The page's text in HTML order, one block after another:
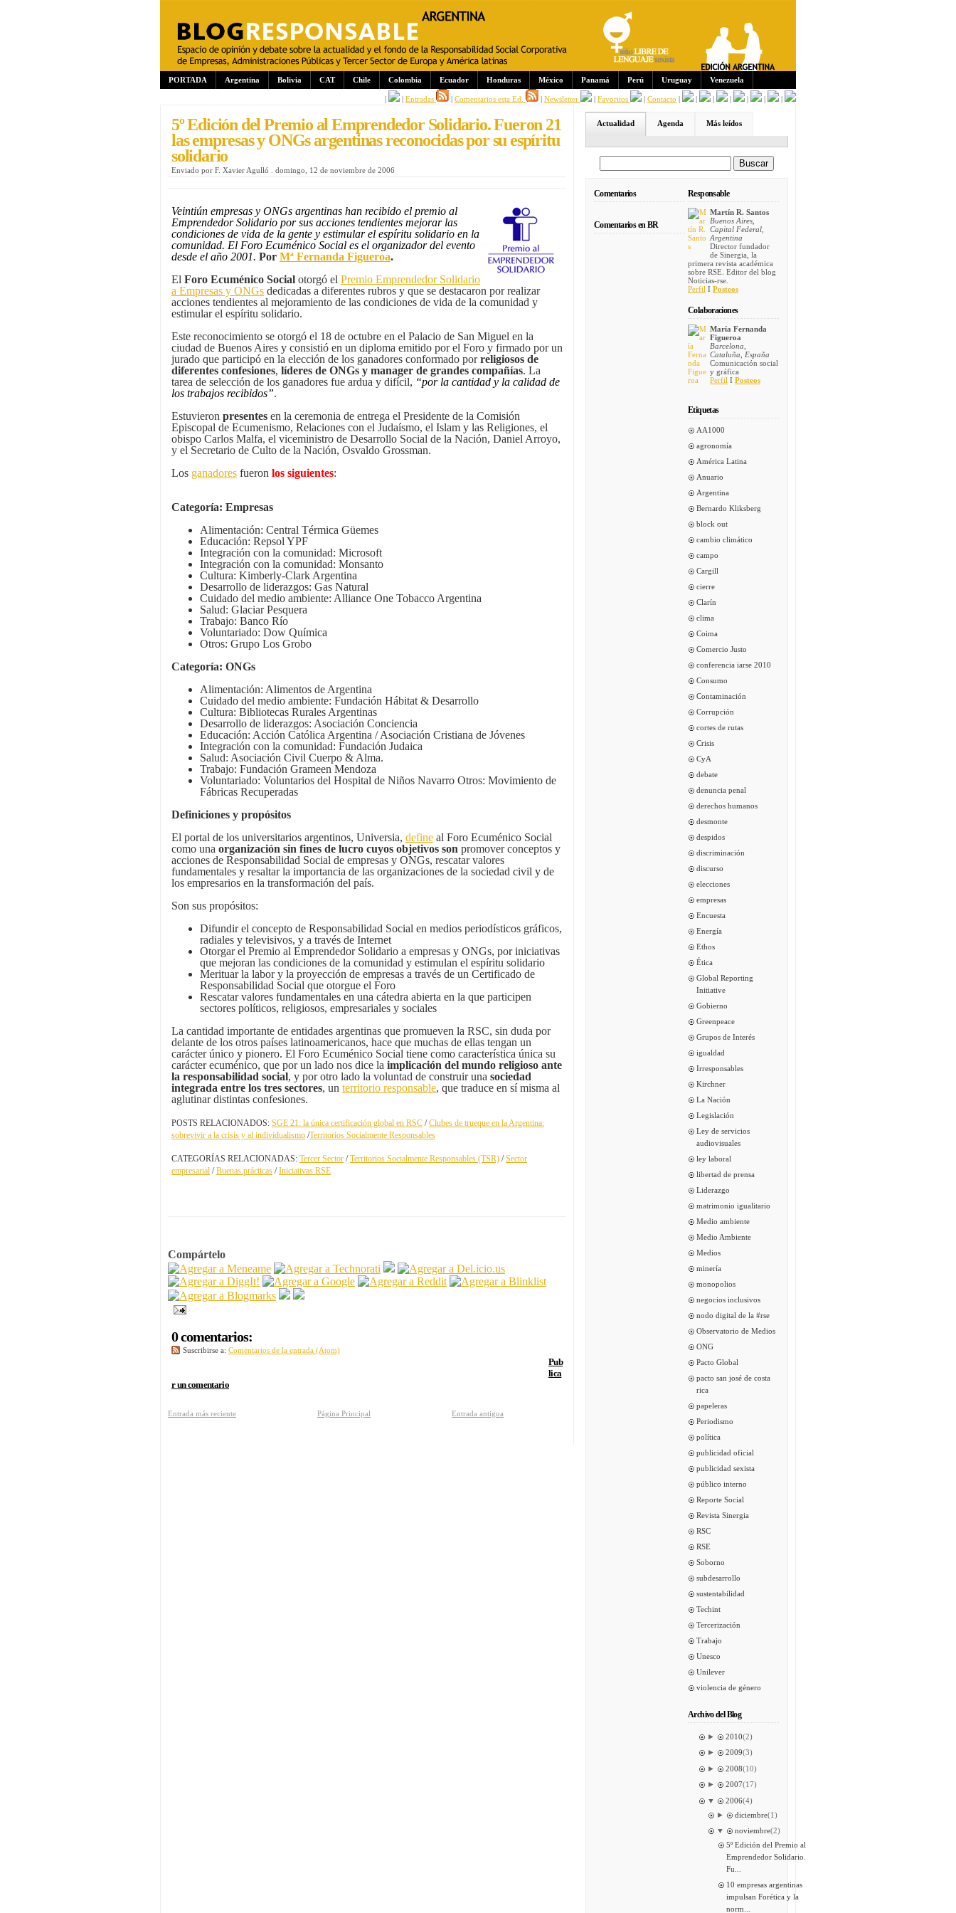
PORTADA Argentina Bolivia CAT Chile Colombia Ecuador Honduras México Panamá Perú Uruguay Venezuela
| | Entradas | Comentarios esta Ed. | Newsletter | Favoritos | Contacto | | | | | | |
5º Edición del Premio al Emprendedor Solidario. Fueron 21
las empresas y ONGs argentinas reconocidas por su espíritu
solidario
Enviado por F. Xavier Agulló domingo, 12 de noviembre de 2006
Veintiún empresas y ONGs argentinas han recibido el premio al
Emprendedor Solidario por sus acciones tendientes mejorar las
condiciones de vida de la gente y estimular el espíritu solidario en la
comunidad. El Foro Ecuménico Social es el organizador del evento
desde el año 2001. Por Mª Fernanda Figueroa.
El Foro Ecuménico Social otorgó el Premio Emprendedor Solidario
a Empresas y ONGs dedicadas a diferentes rubros y que se destacaron por realizar
acciones tendientes al mejoramiento de las condiciones de vida de la comunidad y
estimular el espíritu solidario.
Este reconocimiento se otorgó el 18 de octubre en el Palacio de San Miguel en la
ciudad de Buenos Aires y consistió en un diploma emitido por el Foro y firmado por un
jurado que participó en la elección de los ganadores conformado porreligiosos de
diferentes confesiones, líderes de ONGs y manager de grandes compañías. La
tarea de selección de los ganadores fue ardua y difícil, “por la cantidad y la calidad de
los trabajos recibidos”.
Estuvieron presentes en la ceremonia de entrega el Presidente de la Comisión
Episcopal de Ecumenismo, Relaciones con el Judaísmo, el Islam y las Religiones, el
obispo Carlos Malfa, el viceministro de Desarrollo Social de la Nación, Daniel Arroyo,
y el Secretario de Culto de la Nación, Osvaldo Grossman.
Los ganadores fueron los siguientes:
Categoría: Empresas
Alimentación: Central Térmica Güemes
Educación: Repsol YPF
Integración con la comunidad: Microsoft
Integración con la comunidad: Monsanto
Cultura: Kimberly-Clark Argentina
Desarrollo de liderazgos: Gas Natural
Cuidado del medio ambiente: Alliance One Tobacco Argentina
Salud: Glaciar Pesquera
Trabajo: Banco Río
Voluntariado: Dow Química
Otros: Grupo Los Grobo
Categoría: ONGs
Alimentación: Alimentos de Argentina
Cuidado del medio ambiente: Fundación Hábitat & Desarrollo
Cultura: Bibliotecas Rurales Argentinas
Desarrollo de liderazgos: Asociación Conciencia
Educación: Acción Católica Argentina / Asociación Cristiana de Jóvenes
Integración con la comunidad: Fundación Judaica
Salud: Asociación Civil Cuerpo & Alma.
Trabajo: Fundación Grameen Mendoza
Voluntariado: Voluntarios del Hospital de Niños Navarro Otros: Movimiento de
Fábricas Recuperadas
Definiciones y propósitos
El portal de los universitarios argentinos, Universia, define al Foro Ecuménico Social
como una organización sin fines de lucro cuyos objetivos son promover conceptos y
acciones de Responsabilidad Social de empresas y ONGs, rescatar valores
fundamentales y resaltar la importancia de las organizaciones de la sociedad civil y de
los empresarios en la transformación del país.
Son sus propósitos:
Difundir el concepto de Responsabilidad Social en medios periodísticos gráficos,
radiales y televisivos, y a través de Internet
Otorgar el Premio al Emprendedor Solidario a empresas y ONGs, por iniciativas
que mejoran las condiciones de la comunidad y estimulan el espíritu solidario
Merituar la labor y la proyección de empresas a través de un Certificado de
Responsabilidad Social que otorgue el Foro
Rescatar valores fundamentales en una cátedra abierta en la que participen
sectores políticos, religiosos, empresariales y sociales
La cantidad importante de entidades argentinas que promueven la RSC, sin duda por
delante de los otros países latinoamericanos, hace que muchas de ellas tengan un
carácter único y pionero. El Foro Ecuménico Social tiene como característica única su
carácter ecuménico, que por un lado nos dice la implicación del mundo religioso ante
la responsabilidad social, y por otro lado la voluntad de construir una sociedad
integrada entre los tres sectores, un territorio responsable, que traduce en sí misma al
aglutinar distintas confesiones.
POSTS RELACIONADOS: SGE 21: la única certificación global en RSC /Clubes de trueque en la Argentina:
sobrevivir a la crisis y al individualismo /Territorios Socialmente Responsables
CATEGORÍAS RELACIONADAS: Tercer Sector /Territorios Socialmente Responsables (TSR) /Sector
empresarial /Buenas prácticas /Iniciativas RSE
Compártelo
0 comentarios:
Suscribirse a: Comentarios de la entrada (Atom)
Pub
lica
r un comentario
Entrada más reciente Entrada antigua
Página Principal
Actualidad Agenda Más leídos
Comentarios
Comentarios en BR
Responsable
Martín R. Santos
Buenos Aires,
Capital Federal,
Argentina
Director fundador
de Sinergia, la
primera revista académica
sobre RSE. Editor del blog
Noticias-rse.
Perfil I Posteos
Colaboraciones
María Fernanda
Figueroa
Barcelona,
Cataluña, España
Comunicación social
y gráfica
Perfil I Posteos
Etiquetas
AA1000
agronomía
América Latina
Anuario
Argentina
Bernardo Kliksberg
block out
cambio climático
campo
Cargill
cierre
Clarín
clima
Coima
Comercio Justo
conferencia iarse 2010
Consumo
Contaminación
Corrupción
cortes de rutas
Crisis
CyA
debate
denuncia penal
derechos humanos
desmonte
despidos
discriminación
discurso
elecciones
empresas
Encuesta
Energía
Ethos
Ética
Global Reporting
Initiative
Gobierno
Greenpeace
Grupos de Interés
igualdad
Irresponsables
Kirchner
La Nación
Legislación
Ley de servicios
audiovisuales
ley laboral
libertad de prensa
Liderazgo
matrimonio igualitario
Medio ambiente
Medio Ambiente
Medios
minería
monopolios
negocios inclusivos
nodo digital de la #rse
Observatorio de Medios
ONG
Pacto Global
pacto san josé de costa
rica
papeleras
Periodismo
política
publicidad oficial
publicidad sexista
público interno
Reporte Social
Revista Sinergia
RSC
RSE
Soborno
subdesarrollo
sustentabilidad
Techint
Tercerización
Trabajo
Unesco
Unilever
violencia de género
Archivo del Blog
► 2010(2)
►
2009(3)
►
2008(10)
►
2007(17)
▼
2006(4)
►
diciembre(1)
▼
noviembre(2)
5º Edición del Premio al
Emprendedor Solidario.
Fu...
10 empresas argentinas
impulsan Forética y la
norm...